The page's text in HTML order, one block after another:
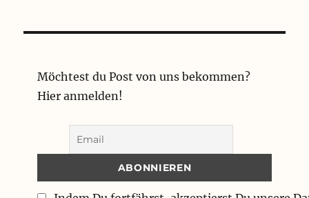
Möchtest du Post von uns bekommen?
Hier anmelden!